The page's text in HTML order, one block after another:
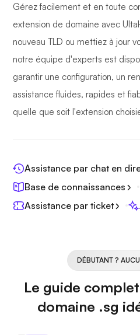
Gérez facilement et en toute
extension de domaine avec
nouveau TLD ou mettiez à jour
notre équipe d'experts est
garantir une configuration, un
assistance fluides, rapides et
quelle que soit l'extension
Assistance par chat en
Base de connaissances
Assistance par ticket
DÉBUTANT ?
Le guide
domaine .sg